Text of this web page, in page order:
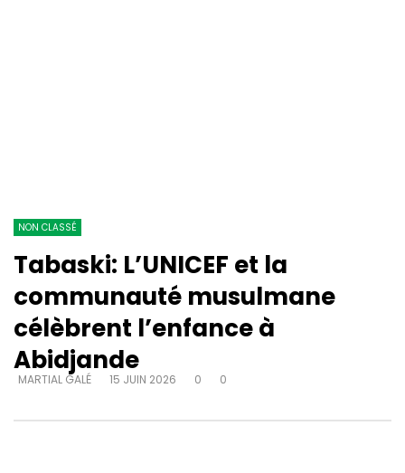
NON CLASSÉ
Tabaski: L’UNICEF et la
communauté musulmane
célèbrent l’enfance à
Abidjande
MARTIAL GALÉ 15 JUIN 2026 0 0